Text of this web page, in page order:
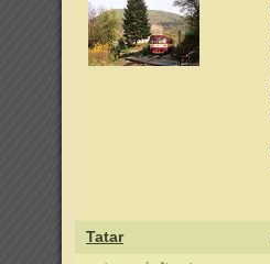
Tatar